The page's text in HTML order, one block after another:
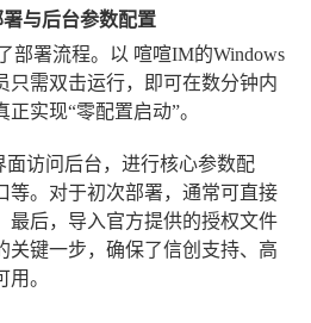
与后台参数配置
部署流程。以 喧喧IM的Windows
只需双击运行，即可在数分钟内
实现“零配置启动”。
面访问后台，进行核心参数配
等。对于初次部署，通常可直接
最后，导入官方提供的授权文件
关键一步，确保了信创支持、高
。